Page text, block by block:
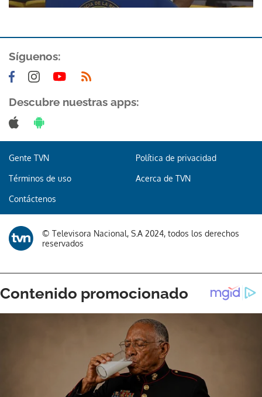
Síguenos:
Descubre nuestras apps:
Gente TVN Política de privacidad
Términos de uso Acerca de TVN
Contáctenos
© Televisora Nacional, S.A 2024, todos los derechos
reservados